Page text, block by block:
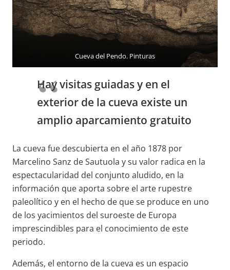
Cueva del Pendo. Pinturas
Hay visitas guiadas y en el
exterior de la cueva existe un
amplio aparcamiento gratuito
La cueva fue descubierta en el año 1878 por
Marcelino Sanz de Sautuola y su valor radica en la
espectacularidad del conjunto aludido, en la
información que aporta sobre el arte rupestre
paleolítico y en el hecho de que se produce en uno
de los yacimientos del suroeste de Europa
imprescindibles para el conocimiento de este
periodo.
Además, el entorno de la cueva es un espacio